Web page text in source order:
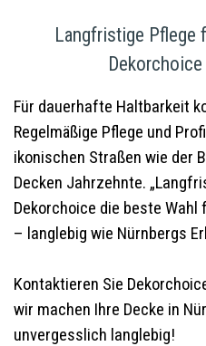
Langfristige Pflege
Für dauerhafte Haltbarkeit
Regelmäßige Pflege und
ikonischen Straßen wie der
Decken Jahrzehnte.
Dekorchoice die beste
– langlebig wie Nürnbergs
Kontaktieren Sie
wir machen Ihre Decke in
unvergesslich langlebig!